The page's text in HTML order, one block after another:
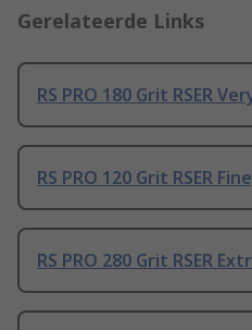
Gerelateerde Links
RS PRO 180 Grit RSER
RS PRO 120 Grit RSER
RS PRO 280 Grit RSER